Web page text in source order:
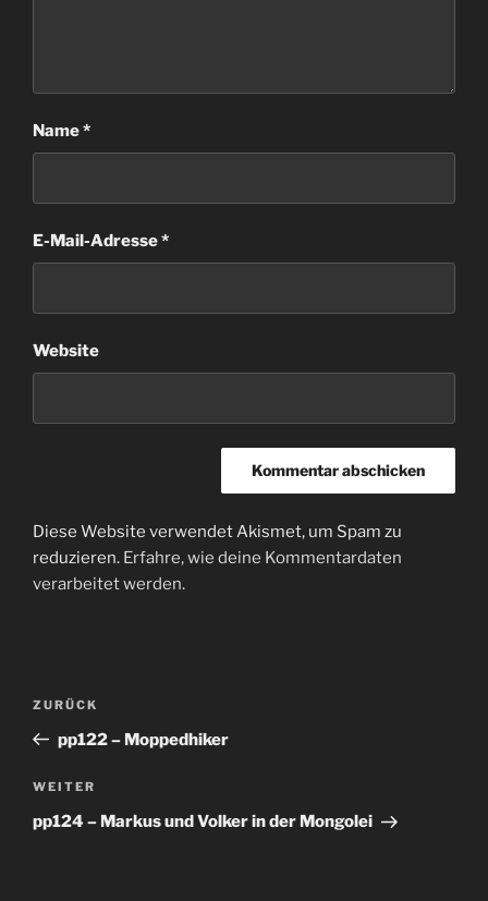
Name*
E-Mail-Adresse*
Website
Diese Website verwendet Akismet, um Spam zu
reduzieren. Erfahre, wie deine Kommentardaten
verarbeitet werden.
Beitragsnavigation
Vorheriger
Beitrag
ZURÜCK
pp122 – Moppedhiker
Nächster
Beitrag
WEITER
pp124 – Markus und Volker in der Mongolei